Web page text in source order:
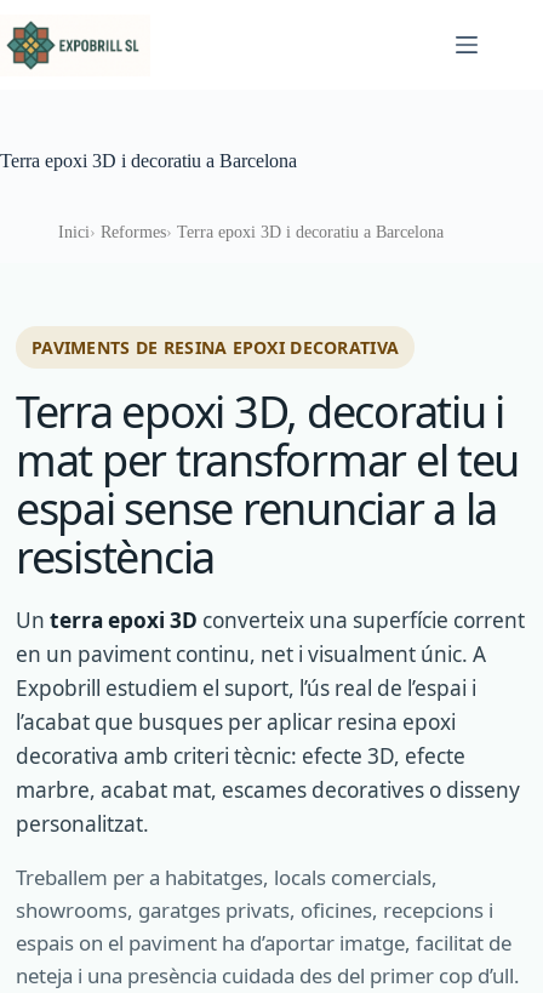
Terra epoxi 3D i decoratiu a Barcelona
Inici Reformes Terra epoxi 3D i decoratiu a Barcelona
PAVIMENTS DE RESINA EPOXI DECORATIVA
Terra epoxi 3D, decoratiu i
mat per transformar el teu
espai sense renunciar a la
resistència
Un terra epoxi 3D converteix una superfície corrent
en un paviment continu, net i visualment únic. A
Expobrill estudiem el suport, l’ús real de l’espai i
l’acabat que busques per aplicar resina epoxi
decorativa amb criteri tècnic: efecte 3D, efecte
marbre, acabat mat, escames decoratives o disseny
personalitzat.
Treballem per a habitatges, locals comercials,
showrooms, garatges privats, oficines, recepcions i
espais on el paviment ha d’aportar imatge, facilitat de
neteja i una presència cuidada des del primer cop d’ull.